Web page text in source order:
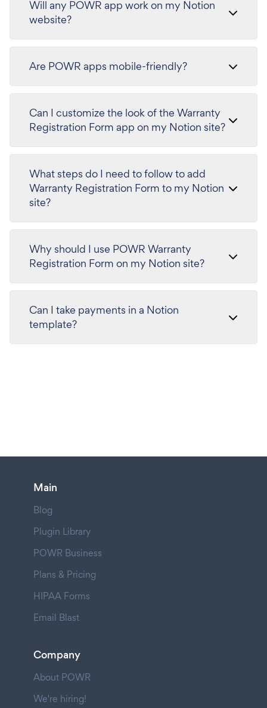
Will any POWR app work on my Notion
website?
Are POWR apps mobile-friendly?
Can I customize the look of the Warranty
Registration Form app on my Notion site?
What steps do I need to follow to add
Warranty Registration Form to my Notion
site?
Why should I use POWR Warranty
Registration Form on my Notion site?
Can I take payments in a Notion
template?
Main
Blog
Plugin Library
POWR Business
Plans & Pricing
HIPAA Forms
Email Blast
Company
About POWR
We're hiring!